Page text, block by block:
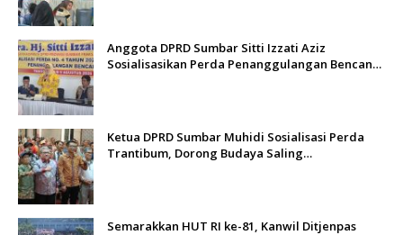
Anggota DPRD Sumbar Sitti Izzati Aziz
Sosialisasikan Perda Penanggulangan Bencana
Ketua DPRD Sumbar Muhidi Sosialisasi Perda
Trantibum, Dorong Budaya Saling
Semarakkan HUT RI ke-81, Kanwil Ditjenpas